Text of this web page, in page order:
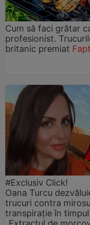
Cum să faci grătar
profesionist.
britanic premiat
#Exclusiv Click!
Oana Turcu
trucuri contra
transpirație în